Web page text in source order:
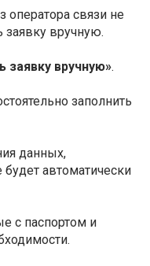
оператора связи не
заявку вручную.
заявку вручную».
заполнить
данных,
автоматически
с паспортом и